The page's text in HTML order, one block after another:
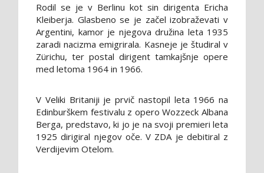
Rodil se je v Berlinu kot sin dirigenta Ericha
Kleiberja. Glasbeno se je začel izobraževati v
Argentini, kamor je njegova družina leta 1935
zaradi nacizma emigrirala. Kasneje je študiral v
Zürichu, ter postal dirigent tamkajšnje opere
med letoma 1964 in 1966.
V Veliki Britaniji je prvič nastopil leta 1966 na
Edinburškem festivalu z opero Wozzeck Albana
Berga, predstavo, ki jo je na svoji premieri leta
1925 dirigiral njegov oče. V ZDA je debitiral z
Verdijevim Otelom.